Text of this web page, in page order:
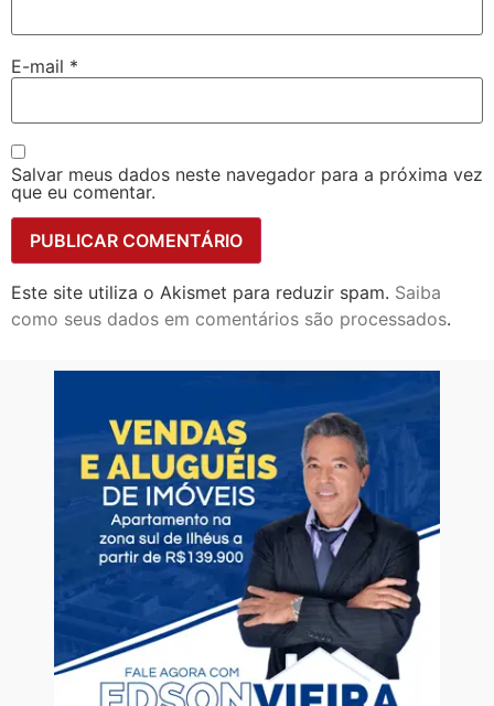
E-mail *
Salvar meus dados neste navegador para a próxima vez
que eu comentar.
Este site utiliza o Akismet para reduzir spam. Saiba
como seus dados em comentários são processados.